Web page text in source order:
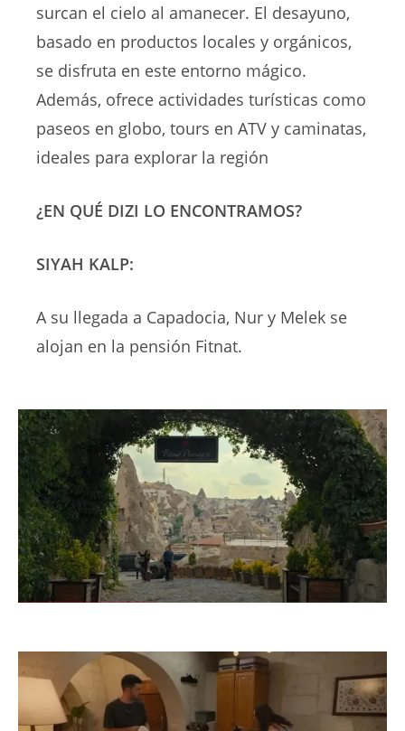
surcan el cielo al amanecer. El desayuno,
basado en productos locales y orgánicos,
se disfruta en este entorno mágico.
Además, ofrece actividades turísticas como
paseos en globo, tours en ATV y caminatas,
ideales para explorar la región​
¿EN QUÉ DIZI LO ENCONTRAMOS?
SIYAH KALP:
A su llegada a Capadocia, Nur y Melek se
alojan en la pensión Fitnat.